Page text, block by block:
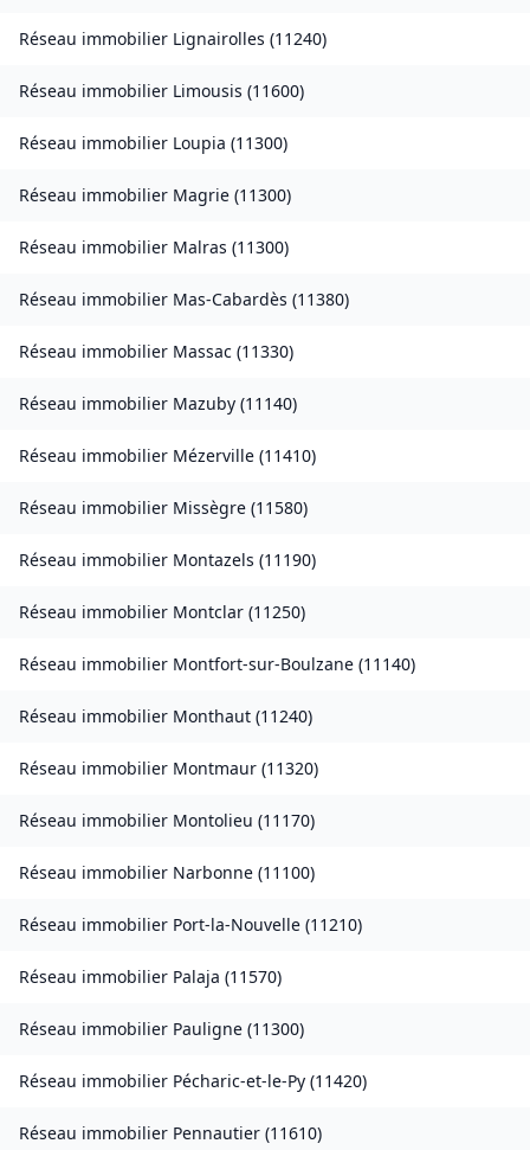
Réseau immobilier Lignairolles (11240)
Réseau immobilier Limousis (11600)
Réseau immobilier Loupia (11300)
Réseau immobilier Magrie (11300)
Réseau immobilier Malras (11300)
Réseau immobilier Mas-Cabardès (11380)
Réseau immobilier Massac (11330)
Réseau immobilier Mazuby (11140)
Réseau immobilier Mézerville (11410)
Réseau immobilier Missègre (11580)
Réseau immobilier Montazels (11190)
Réseau immobilier Montclar (11250)
Réseau immobilier Montfort-sur-Boulzane (11140)
Réseau immobilier Monthaut (11240)
Réseau immobilier Montmaur (11320)
Réseau immobilier Montolieu (11170)
Réseau immobilier Narbonne (11100)
Réseau immobilier Port-la-Nouvelle (11210)
Réseau immobilier Palaja (11570)
Réseau immobilier Pauligne (11300)
Réseau immobilier Pécharic-et-le-Py (11420)
Réseau immobilier Pennautier (11610)